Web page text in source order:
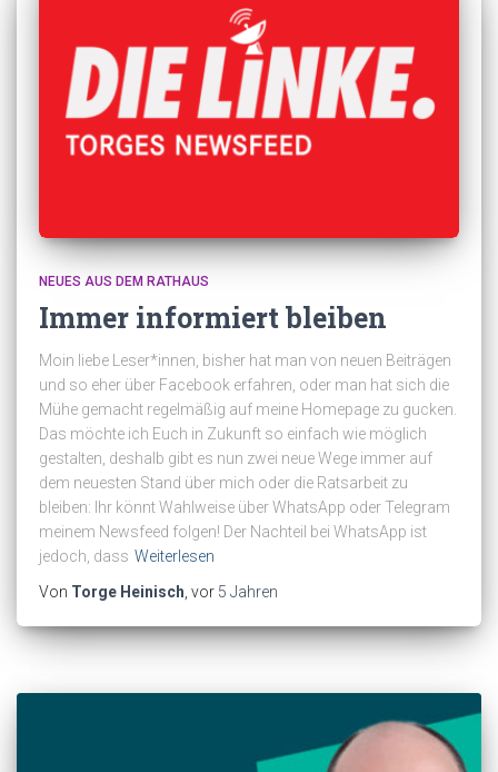
NEUES AUS DEM RATHAUS
Immer informiert bleiben
Moin liebe Leser*innen, bisher hat man von neuen Beiträgen
und so eher über Facebook erfahren, oder man hat sich die
Mühe gemacht regelmäßig auf meine Homepage zu gucken.
Das möchte ich Euch in Zukunft so einfach wie möglich
gestalten, deshalb gibt es nun zwei neue Wege immer auf
dem neuesten Stand über mich oder die Ratsarbeit zu
bleiben: Ihr könnt Wahlweise über WhatsApp oder Telegram
meinem Newsfeed folgen! Der Nachteil bei WhatsApp ist
jedoch, dass Weiterlesen
Von Torge Heinisch , vor 5 Jahren